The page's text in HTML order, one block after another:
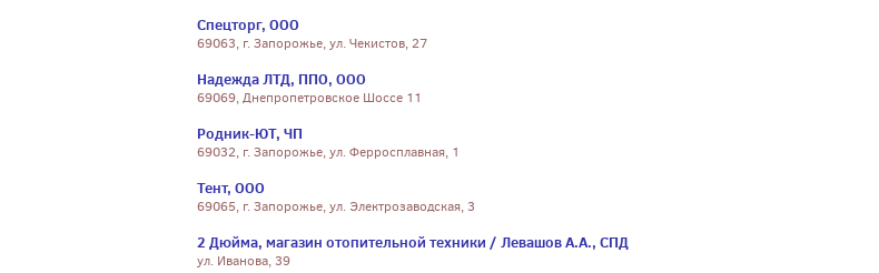
Спецторг, ООО
69063, г. Запорожье, ул. Чекистов, 27
Надежда ЛТД, ППО, ООО
69069, Днепропетровское Шоссе 11
Родник-ЮТ, ЧП
69032, г. Запорожье, ул. Ферросплавная, 1
Тент, ООО
69065, г. Запорожье, ул. Электрозаводская, 3
2 Дюйма, магазин отопительной техники / Левашов А.А., СПД
ул. Иванова, 39